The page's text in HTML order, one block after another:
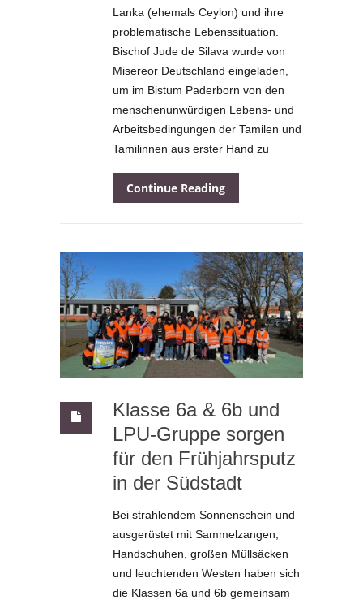
Lanka (ehemals Ceylon) und ihre
problematische Lebenssituation.
Bischof Jude de Silava wurde von
Misereor Deutschland eingeladen,
um im Bistum Paderborn von den
menschenunwürdigen Lebens- und
Arbeitsbedingungen der Tamilen und
Tamilinnen aus erster Hand zu
Continue Reading
Klasse 6a & 6b und
LPU-Gruppe sorgen
für den Frühjahrsputz
in der Südstadt
Bei strahlendem Sonnenschein und
ausgerüstet mit Sammelzangen,
Handschuhen, großen Müllsäcken
und leuchtenden Westen haben sich
die Klassen 6a und 6b gemeinsam